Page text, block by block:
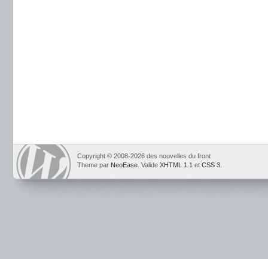
Copyright © 2008-2026 des nouvelles du front
Theme par NeoEase . Valide XHTML 1.1 et CSS 3